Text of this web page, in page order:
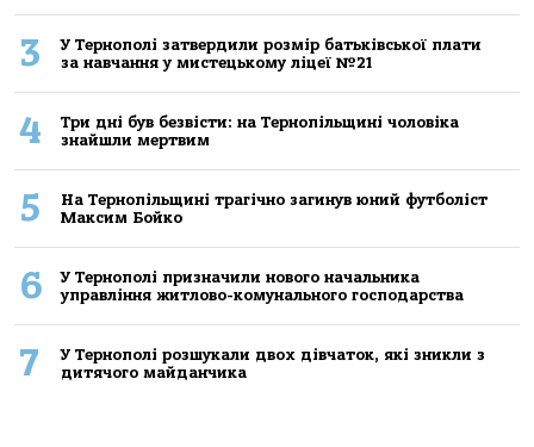
3
У Тернополі затвердили розмір батьківської плати
за навчання у мистецькому ліцеї №21
4
Три дні був безвісти: на Тернопільщині чоловіка
знайшли мертвим
5
На Тернопільщині трагічно загинув юний футболіст
Максим Бойко
6
У Тернополі призначили нового начальника
управління житлово-комунального господарства
7
У Тернополі розшукали двох дівчаток, які зникли з
дитячого майданчика